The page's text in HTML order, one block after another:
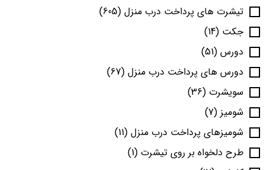
تیشرت های پرداخت درب منزل (605)
جکت (14)
دورس (51)
دورس های پرداخت درب منزل (67)
سویشرت (36)
شومیز (7)
شومیزهای پرداخت درب منزل (11)
طرح دلخواه بر روی تیشرت (1)